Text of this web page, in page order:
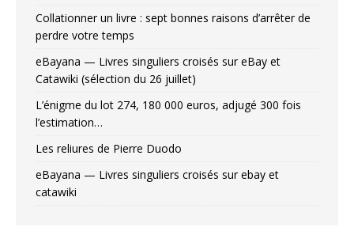
Collationner un livre : sept bonnes raisons d’arrêter de
perdre votre temps
eBayana — Livres singuliers croisés sur eBay et
Catawiki (sélection du 26 juillet)
L’énigme du lot 274, 180 000 euros, adjugé 300 fois
l’estimation…
Les reliures de Pierre Duodo
eBayana — Livres singuliers croisés sur ebay et
catawiki